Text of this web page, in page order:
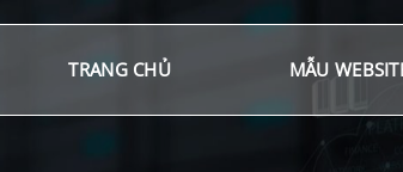
TRANG CHỦ MẪU